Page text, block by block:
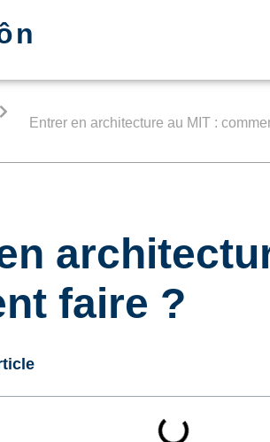
Entrer en architecture au MIT :
faire ?